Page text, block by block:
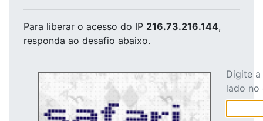
Para liberar o acesso do IP 216.73.216.144,
responda ao desafio abaixo.
Digite
lado no